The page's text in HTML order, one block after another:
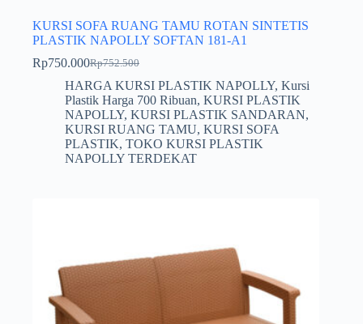
KURSI SOFA RUANG TAMU ROTAN SINTETIS
PLASTIK NAPOLLY SOFTAN 181-A1
Rp752.500
Harga
aslinya
adalah:
Rp752.500.
Rp750.000Harga
saat
ini
adalah:
Rp750.000.
HARGA KURSI PLASTIK NAPOLLY, Kursi
Plastik Harga 700 Ribuan, KURSI PLASTIK
NAPOLLY, KURSI PLASTIK SANDARAN,
KURSI RUANG TAMU, KURSI SOFA
PLASTIK, TOKO KURSI PLASTIK
NAPOLLY TERDEKAT